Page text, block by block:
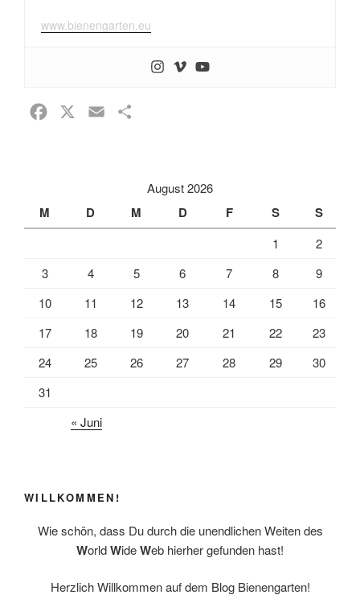
www.bienengarten.eu
o
n
August 2026
M D M D F S S
1
2
3
4 5 6 7 8
9
10
11 12 13 14 15
16
17
18 19 20 21 22
23
24
25 26 27 28 29
30
31
« Juni
WILLKOMMEN!
Wie schön, dass Du durch die unendlichen Weiten des
WorldWideWeb hierher gefunden hast!
Herzlich Willkommen auf dem Blog Bienengarten!